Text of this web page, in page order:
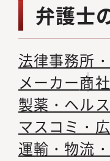
弁護士
法律事務所
メーカー商社
製薬・ヘル
マスコミ・
運輸・物流